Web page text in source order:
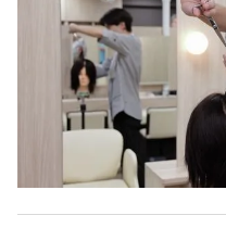
美容プラージュ 南アルプス店
美容プラージュ カインズ水戸
美容プラージュ 土浦店 土浦駅
美容プラージュ パティオモー
美容プラージュ 勝田店 勝田駅
リアを築きませんか？
『プラージュ』ではスタイリ
★ 業界No.1の『プラージュ』